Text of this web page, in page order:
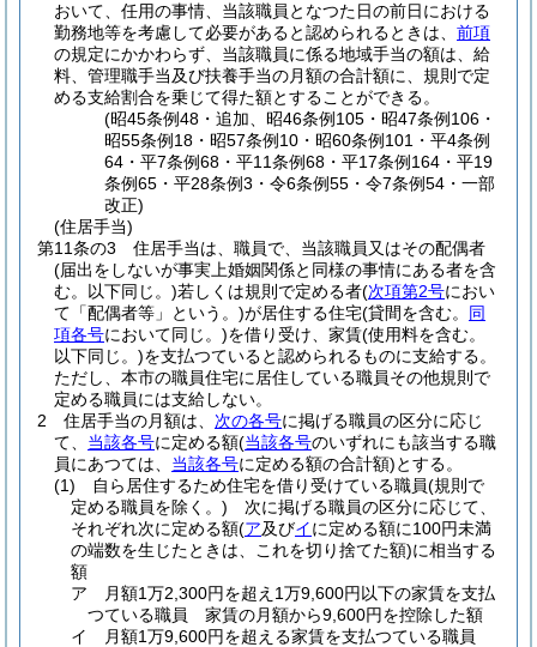
おいて、任用の事情、当該職員となつた日の前日における
勤務地等を考慮して必要があると認められるときは、 前項
の規定にかかわらず、当該職員に係る地域手当の額は、給
料、管理職手当及び扶養手当の月額の合計額に、規則で定
める支給割合を乗じて得た額とすることができる。
(昭45条例48・追加、昭46条例105・昭47条例106・
昭55条例18・昭57条例10・昭60条例101・平4条例
64・平7条例68・平11条例68・平17条例164・平19
条例65・平28条例3・令6条例55・令7条例54・一部
改正)
(住居手当)
第11条の3
住居手当は、職員で、当該職員又はその配偶者
(届出をしないが事実上婚姻関係と同様の事情にある者を含
む。以下同じ。)若しくは規則で定める者(次項第2号におい
て「配偶者等」という。)が居住する住宅(貸間を含む。 同
項各号において同じ。)を借り受け、家賃(使用料を含む。
以下同じ。)を支払つていると認められるものに支給する。
ただし、本市の職員住宅に居住している職員その他規則で
定める職員には支給しない。
2
住居手当の月額は、 次の各号に掲げる職員の区分に応じ
て、 当該各号に定める額(当該各号のいずれにも該当する職
員にあつては、 当該各号に定める額の合計額)とする。
(1)
自ら居住するため住宅を借り受けている職員(規則で
定める職員を除く。) 次に掲げる職員の区分に応じて、
それぞれ次に定める額(ア及びイに定める額に100円未満
の端数を生じたときは、これを切り捨てた額)に相当する
額
ア
月額1万2,300円を超え1万9,600円以下の家賃を支払
つている職員 家賃の月額から9,600円を控除した額
イ
月額1万9,600円を超える家賃を支払つている職員